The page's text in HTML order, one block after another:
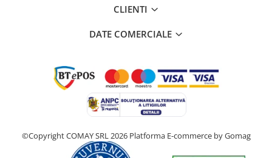
CLIENTI
DATE COMERCIALE
©Copyright COMAY SRL 2026 Platforma E-commerce by Gomag